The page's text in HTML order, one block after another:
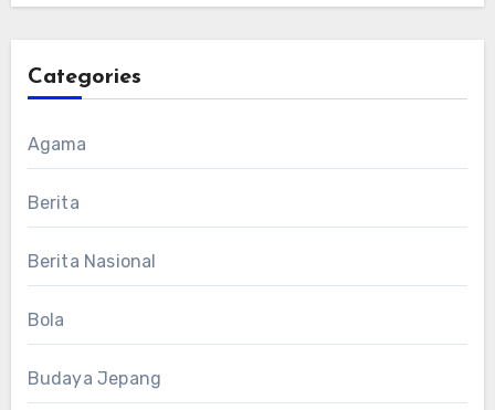
Categories
Agama
Berita
Berita Nasional
Bola
Budaya Jepang